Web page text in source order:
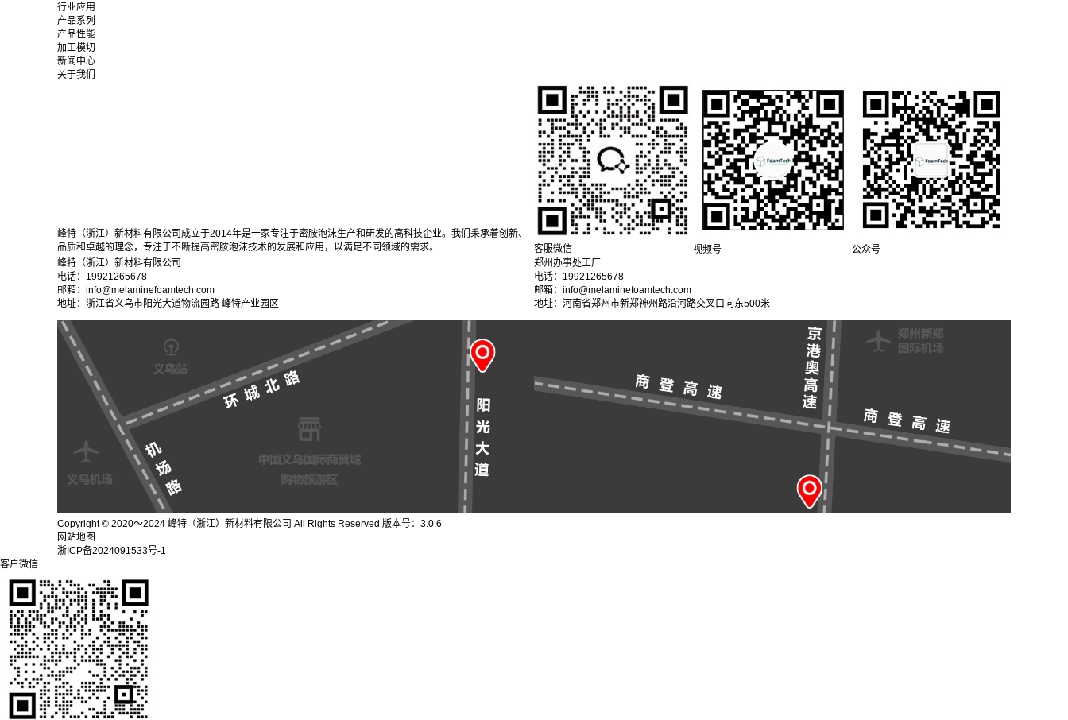
行业应用
产品系列
产品性能
加工模切
新闻中心
关于我们
峰特（浙江）新材料有限公司成立于2014年是一家专注于密胺泡沫生产和研发的高科技企业。我们秉承着创新、
品质和卓越的理念，专注于不断提高密胺泡沫技术的发展和应用，以满足不同领域的需求。
客服微信 视频号
公众号
峰特（浙江）新材料有限公司
电话：19921265678
邮箱：info@melaminefoamtech.com
地址：浙江省义乌市阳光大道物流园路 峰特产业园区
郑州办事处工厂
电话：19921265678
邮箱：info@melaminefoamtech.com
地址：河南省郑州市新郑神州路沿河路交叉口向东500米
Copyright © 2020～2024 峰特（浙江）新材料有限公司 All Rights Reserved 版本号：3.0.6
网站地图
浙ICP备2024091533号-1
客户微信